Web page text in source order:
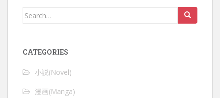
Search
CATEGORIES
小説(Novel)
漫画(Manga)